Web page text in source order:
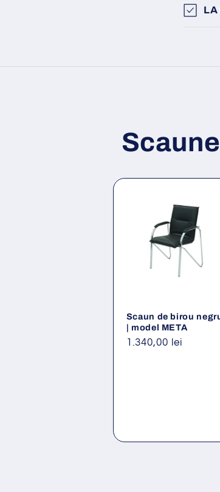
LA
Scaun de birou
| model META
Preț
1.340,00 lei